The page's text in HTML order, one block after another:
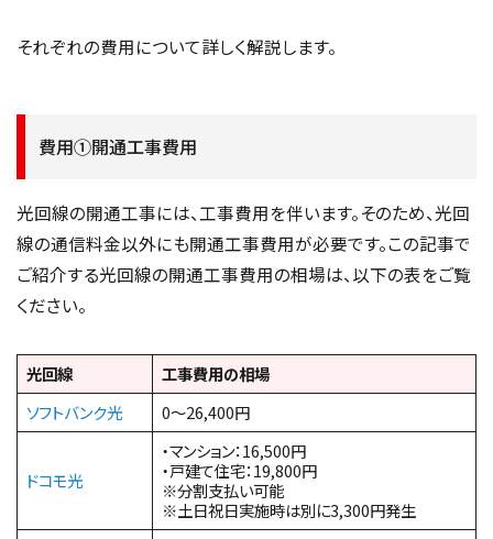
それぞれの費用について詳しく解説します。
費用①開通工事費用
光回線の開通工事には、工事費用を伴います。そのため、光回
線の通信料金以外にも開通工事費用が必要です。この記事で
ご紹介する光回線の開通工事費用の相場は、以下の表をご覧
ください。
光回線
工事費用の相場
ソフトバンク光
0～26,400円
ドコモ光
・マンション：16,500円
・戸建て住宅：19,800円
※分割支払い可能
※土日祝日実施時は別に3,300円発生